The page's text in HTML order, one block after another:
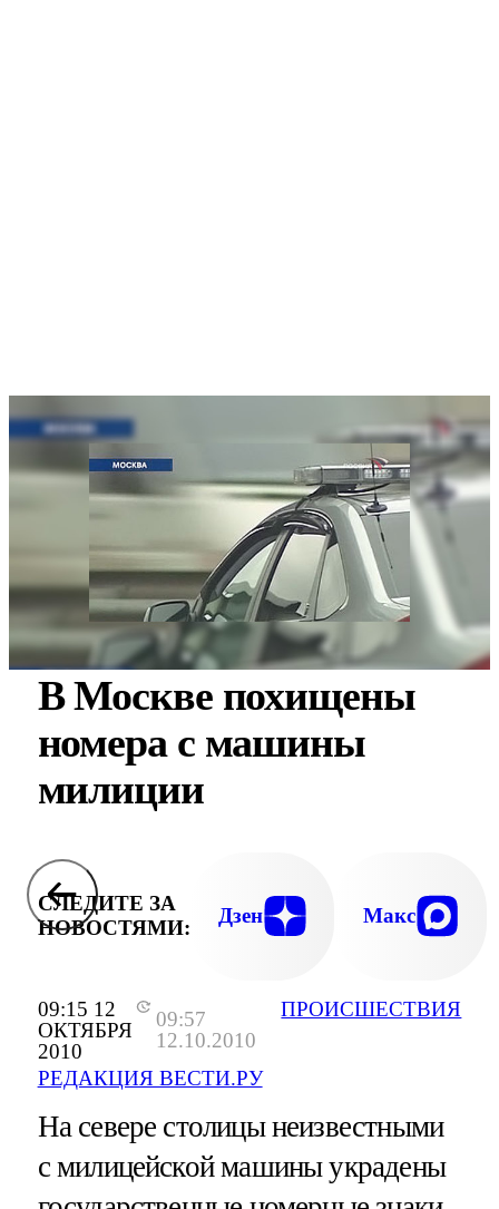
09:15 12
ОКТЯБРЯ
2010
09:57
12.10.2010
РЕДАКЦИЯ ВЕСТИ.РУ
ПРОИСШЕСТВИЯ
В Москве похищены
номера с машины
милиции
СЛЕДИТЕ ЗА
НОВОСТЯМИ:
Дзен Макс
На севере столицы неизвестными
с милицейской машины украдены